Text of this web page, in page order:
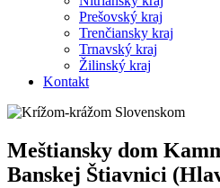
Prešovský kraj
Trenčiansky kraj
Trnavský kraj
Žilinský kraj
Kontakt
Meštiansky dom
Banskej Štiavnici